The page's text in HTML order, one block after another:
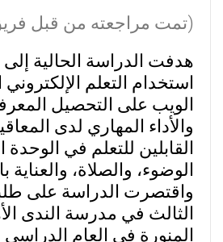
(تمت مراجعته من قبل
هدفت الدراسة الحالية
استخدام التعلم
الويب على التحصيل
والأداء المهاري لدى
القابلين للتعلم في الوحدة
الوضوء، والصلاة، والعناية
واقتصرت الدراسة على
الثالث في مدرسة الندى